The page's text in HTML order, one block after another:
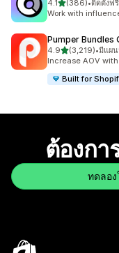
4.1เต็ม 5 ดาว
(386)
ทั้งหมด 386 รีวิว
•ติดตั้งฟรี
Work with
Pumper Bundles
4.9เต็ม 5 ดาว
(3,219)
ทั้งหมด 3219 รีวิว
•มีแผน
Increase AOV
Built for
ต้องกา
ทดลอ